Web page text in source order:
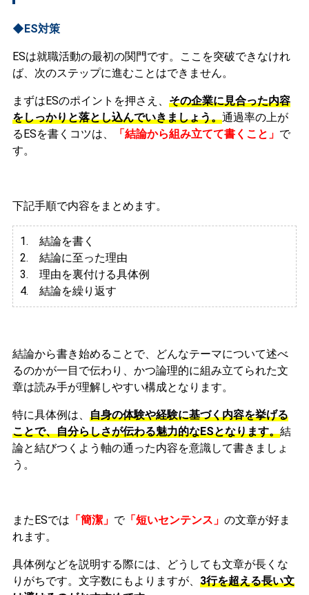
◆ES対策
ESは就職活動の最初の関門です。ここを突破できなけれ
ば、次のステップに進むことはできません。
まずはESのポイントを押さえ、 その企業に見合った内容
をしっかりと落とし込んでいきましょう。通過率の上が
るESを書くコツは、
「結論から組み立てて書くこと」 で
す。
下記手順で内容をまとめます。
1. 結論を書く
2. 結論に至った理由
3. 理由を裏付ける具体例
4. 結論を繰り返す
結論から書き始めることで、どんなテーマについて述べ
るのかが一目で伝わり、かつ論理的に組み立てられた文
章は読み手が理解しやすい構成となります。
特に具体例は、 自身の体験や経験に基づく内容を挙げる
ことで、自分らしさが伝わる魅力的なESとなります。結
論と結びつくよう軸の通った内容を意識して書きましょ
う。
またESでは 「簡潔」 で「短いセンテンス」 の文章が好ま
れます。
具体例などを説明する際には、どうしても文章が長くな
りがちです。文字数にもよりますが、 3行を超える長い文